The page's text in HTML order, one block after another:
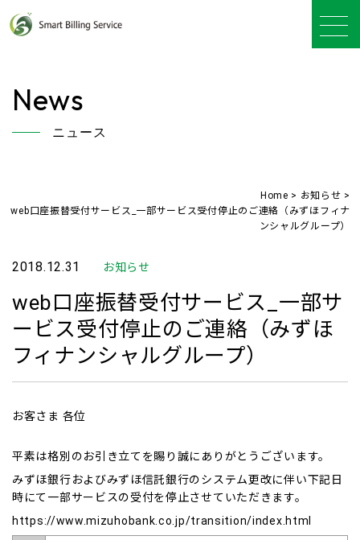
News
ニュース
Home > お知らせ >
web口座振替受付サービス_一部サービス受付停止のご連絡（みずほフィナ
ンシャルグループ）
2018.12.31 お知らせ
web口座振替受付サービス_一部サ
ービス受付停止のご連絡（みずほ
フィナンシャルグループ）
お客さま 各位
平素は格別のお引き立てを賜り誠にありがとうございます。
みずほ銀行およびみずほ信託銀行のシステム更改に伴い下記日
時にて一部サービスの受付を停止させていただきます。
https://www.mizuhobank.co.jp/transition/index.html